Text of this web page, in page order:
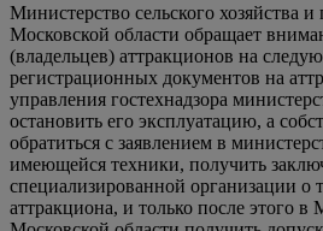
Министерство сельского хозяйства и
Московской области обращает
(владельцев) аттракционов на
регистрационных документов на
управления гостехнадзора
остановить его эксплуатацию, а
обратиться с заявлением в
имеющейся техники, получить
специализированной организации о
аттракциона, и только после этого в